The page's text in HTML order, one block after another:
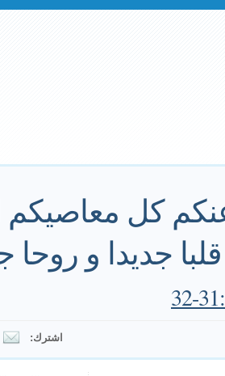
كل معاصيكم
جديدا و روحا
اشترك: